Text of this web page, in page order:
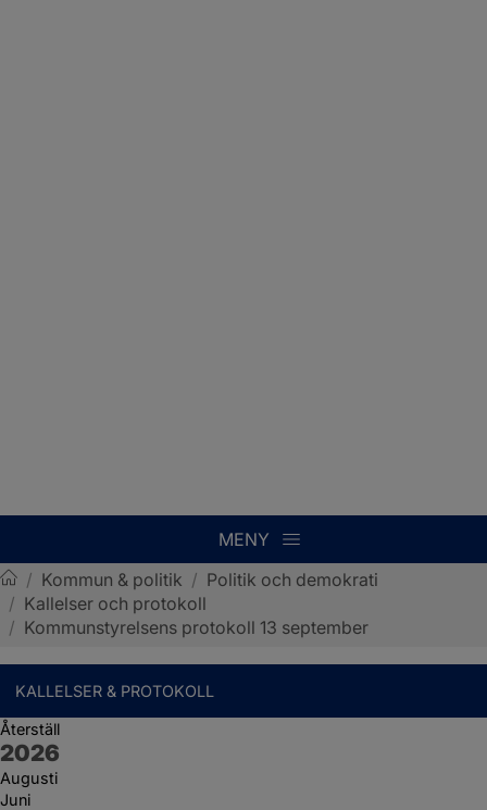
MENY
Sotenäs kommun
/ Kommun & politik / Politik och demokrati
/ Kallelser och protokoll
/ Kommunstyrelsens protokoll 13 september
KALLELSER & PROTOKOLL
Återställ
År:
2026
Augusti
Juni